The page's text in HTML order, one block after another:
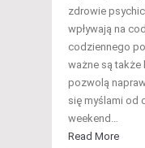
zdrowie
wpływają na
codziennego
ważne są
pozwolą
się myślami od
weekend…
Read More